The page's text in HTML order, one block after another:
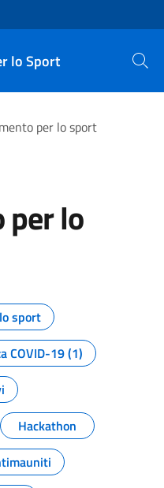
lo Sport Cerca
per lo sport
lo
pagina
sport
COVID-19 (1)
Hackathon